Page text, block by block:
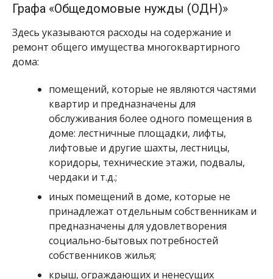
Графа «Общедомовые нужды (ОДН)»
Здесь указываются расходы на содержание и
ремонт общего имущества многоквартирного
дома:
помещений, которые не являются частями
квартир и предназначены для
обслуживания более одного помещения в
доме: лестничные площадки, лифты,
лифтовые и другие шахты, лестницы,
коридоры, технические этажи, подвалы,
чердаки и т.д.;
иных помещений в доме, которые не
принадлежат отдельным собственникам и
предназначены для удовлетворения
социально-бытовых потребностей
собственников жилья;
крыш, ограждающих и ненесущих